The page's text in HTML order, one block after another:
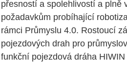
přesností a spolehlivostí a plně
požadavkům probíhající
rámci Průmyslu 4.0. Rostoucí
pojezdových drah pro
funkční pojezdová dráha